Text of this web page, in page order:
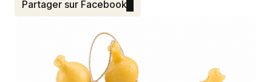
Partager sur Facebook